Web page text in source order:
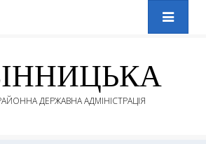
ДЕРЖАВНА АДМІНІСТРАЦІЯ